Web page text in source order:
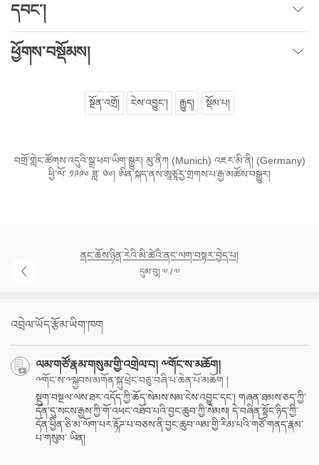
དབང་།
ཕྱོགས་བསྡོམས།
སྔོན་འགྲོ། ངེས་འབྱུང་། རྒྱུད། སྡོམ་པ།
བགྲོ་གླེང་ཚོགས་འདུའི་སྒྲ་ཕབ་ཡིག་སྒྱུར། མུ་ནིཀ (Munich) འཇར་མི་ནི། (Germany)
ཕྱི་ལོ་ ༡༩༩༦ ཟླ་ ༠༦། ཨིན་སྐད་ནས་ཨཱཙཱརྱ་གྲགས་པ་རྒྱ་མཚོས་བསྒྱུར།
ནང་ཆོས་ཉིན་རེའི་མི་ཚེའི་ནང་ལག་བསྟར་བྱེད་པ།
དུམ་བུ། ༧ / ༧
འབྲེལ་ཡོད་རྩོམ་ཡིག་ཁག
ལམ་གཙོ་རྣམ་གསུམ་གྱི་འགྲེལ་བ། ༸གོང་ས་མཆོག།
༸གོང་ས་༸སྐྱབས་མགོན་སྐུ་ཕྲེང་བཅུ་བཞི་པ་ཆེན་པོ་མཆོག །
སྡུག་བསྔལ་ལས་ཐར་འདོད་ཀྱི་ཆོད་སེམས་སམ་ངེས་འབྱུང་དང་། གཞན་ཐམས་ཅད་ཀྱི་
དོན་དུ་སངས་རྒྱས་ཀྱི་གོ་འཕང་འཐོབ་པའི་བྱང་ཆུབ་ཀྱི་སེམས། དེ་བཞིན་སྟོང་ཉིད་ཀྱི་
དོན་ཕྱིན་ཅི་མ་ལོག་པར་རྟོཌ་པ་བཅས་ནི་བྱང་ཆུབ་ལམ་གྱི་རིམ་པའི་གཙོ་གནད་རྣམ་
པ་གསུམ་ ཡིན།